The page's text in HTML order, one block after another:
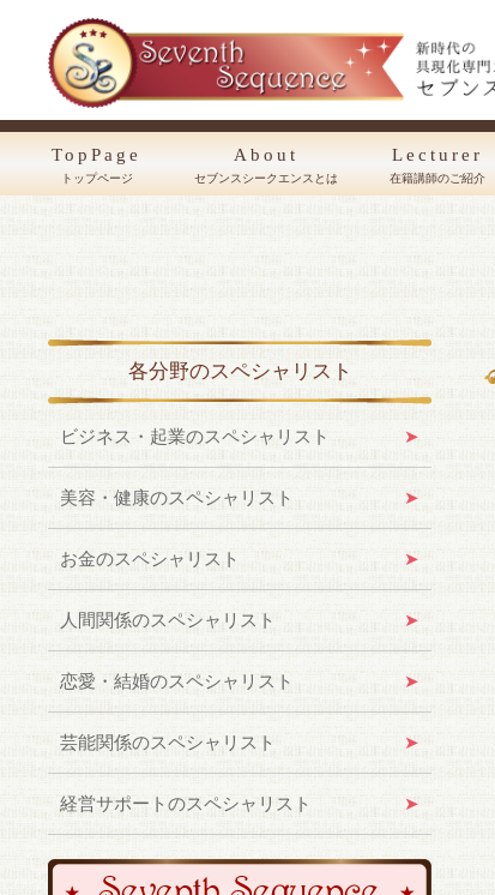
TopPage
トップページ
About
セブンスシークエンスとは
Lecturer
在籍講師のご紹介
各分野のスペシャリスト
ビジネス・起業のスペシャリスト
美容・健康のスペシャリスト
お金のスペシャリスト
人間関係のスペシャリスト
恋愛・結婚のスペシャリスト
芸能関係のスペシャリスト
経営サポートのスペシャリスト